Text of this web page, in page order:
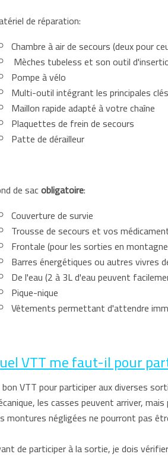
de réparation:
Chambre à air de secours (deux pour
Mèches tubeless et son outil
Pompe à vélo
Multi-outil intégrant les principales
Maillon rapide adapté à votre chaîne
Plaquettes de frein de secours
Patte de dérailleur
de sacobligatoire:
Couverture de survie
Trousse de secours et vos
Frontale (pour les sorties en
Barres énergétiques ou autres vivres
De l'eau (2 à 3L d'eau peuvent
Pique-nique
Vêtements permettant d'attendre
VTT me faut-il pour
bon VTT pour participer aux diverses
les casses peuvent arriver,
montures négligées ne pourront pas
de participer à la sortie, je dois